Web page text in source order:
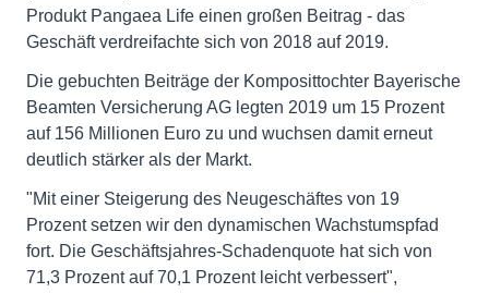
Produkt Pangaea Life einen großen Beitrag - das
Geschäft verdreifachte sich von 2018 auf 2019.
Die gebuchten Beiträge der Komposittochter Bayerische
Beamten Versicherung AG legten 2019 um 15 Prozent
auf 156 Millionen Euro zu und wuchsen damit erneut
deutlich stärker als der Markt.
"Mit einer Steigerung des Neugeschäftes von 19
Prozent setzen wir den dynamischen Wachstumspfad
fort. Die Geschäftsjahres-Schadenquote hat sich von
71,3 Prozent auf 70,1 Prozent leicht verbessert",